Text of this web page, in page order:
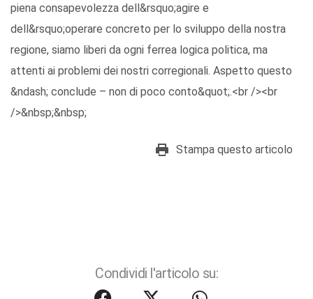
piena consapevolezza dell&rsquo;agire e
dell&rsquo;operare concreto per lo sviluppo della nostra
regione, siamo liberi da ogni ferrea logica politica, ma
attenti ai problemi dei nostri corregionali. Aspetto questo
&ndash; conclude – non di poco conto&quot;.<br /><br
/>&nbsp;&nbsp;
Stampa questo articolo
Condividi l'articolo su: